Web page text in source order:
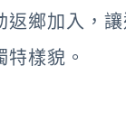
返鄉加入，
樣貌。